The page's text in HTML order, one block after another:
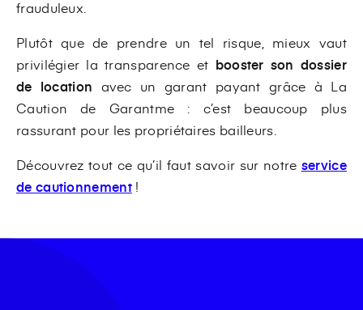
frauduleux.
Plutôt que de prendre un tel risque, mieux vaut
privilégier la transparence et booster son dossier
de location avec un garant payant grâce à La
Caution de Garantme : c’est beaucoup plus
rassurant pour les propriétaires bailleurs.
Découvrez tout ce qu’il faut savoir sur notre service
de cautionnement!